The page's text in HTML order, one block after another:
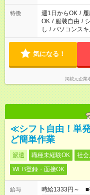
特徴 週1日からOK /
OK / 服装自由 /
し / パソコンス
気になる！
掲載元企業
≪シフト自由！単
ど簡単作業
派遣 職種未経験OK 社
WEB登録・面接OK
給与 時給1333円～